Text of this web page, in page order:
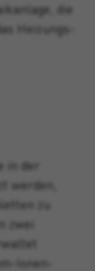
die
Heizungs-
in der
werden,
zu
zwei
Ionen-